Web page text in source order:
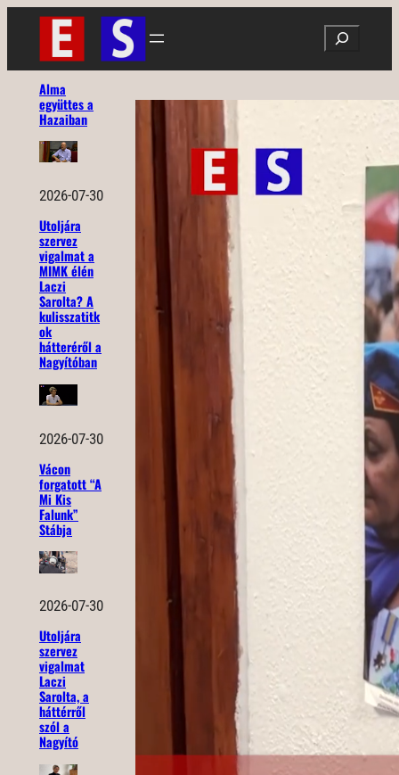
Ugrás
tartalomhoz
Search
Alma
együttes a
Hazaiban
2026-07-30
Utoljára
szervez
vigalmat a
MIMK élén
Laczi
Sarolta? A
kulisszatitk
ok
hátteréről a
Nagyítóban
2026-07-30
Vácon
forgatott “A
Mi Kis
Falunk”
Stábja
2026-07-30
Utoljára
szervez
vigalmat
Laczi
Sarolta, a
háttérről
szól a
Nagyító